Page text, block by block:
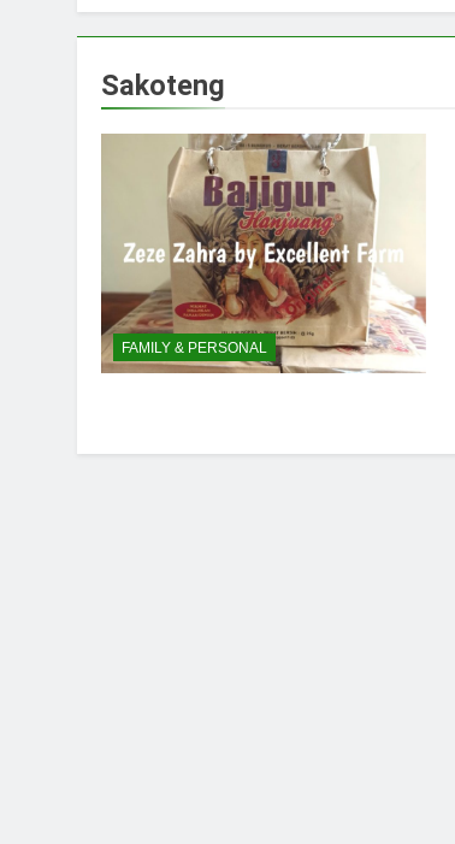
Sakoteng
FAMILY & PERSONAL